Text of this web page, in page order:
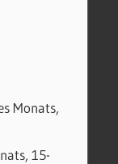
Monats,
15-